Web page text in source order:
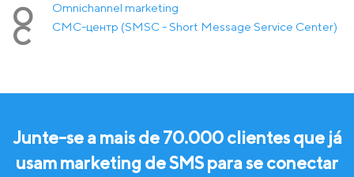
О Оmnichannel marketing
С СМС-центр (SMSC - Short Message Service Center)
Junte-se a mais de 70.000 clientes que já
usam marketing de SMS para se conectar